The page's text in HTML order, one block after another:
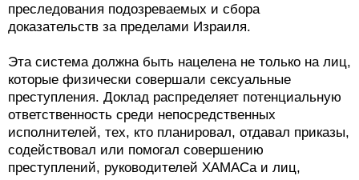
преследования подозреваемых и сбора
доказательств за пределами Израиля.
Эта система должна быть нацелена не только на лиц,
которые физически совершали сексуальные
преступления. Доклад распределяет потенциальную
ответственность среди непосредственных
исполнителей, тех, кто планировал, отдавал приказы,
содействовал или помогал совершению
преступлений, руководителей ХАМАСа и лиц,